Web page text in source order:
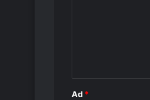
Ad *